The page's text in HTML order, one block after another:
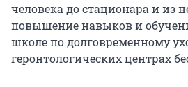
человека до стационара и из
повышение навыков и
школе по долговременному
геронтологических центрах